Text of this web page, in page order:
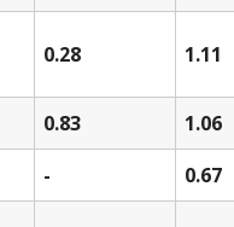
0.28 1.11
0.83
1.06
- 0.67